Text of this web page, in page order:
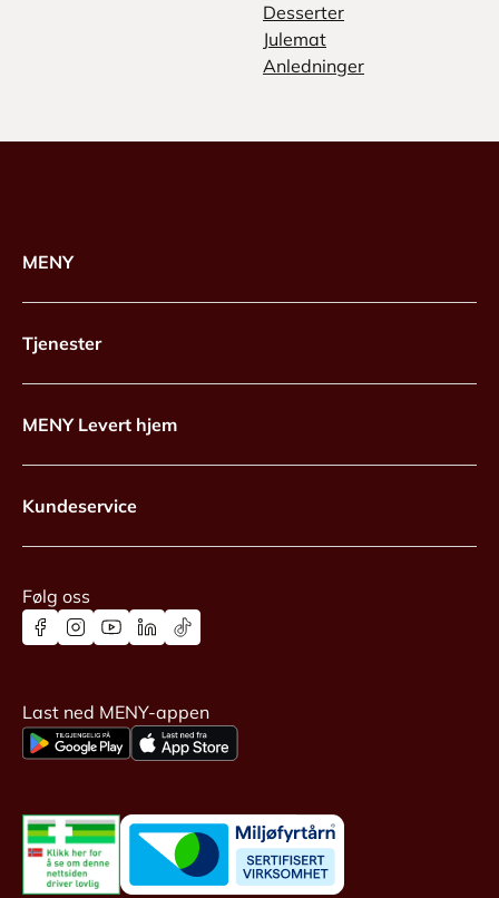
Desserter
Julemat
Anledninger
MENY
Tjenester
MENY Levert hjem
Kundeservice
Følg oss
Last ned MENY-appen